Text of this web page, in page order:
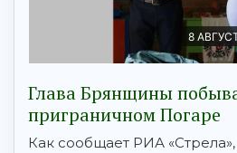
8
Глава Брянщины
приграничном Погаре
Как сообщает РИА